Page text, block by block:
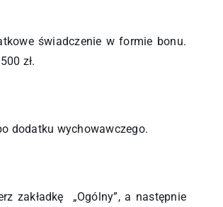
świadczenie w formie bonu.
zł.
dodatku wychowawczego.
zakładkę „Ogólny”, a następnie